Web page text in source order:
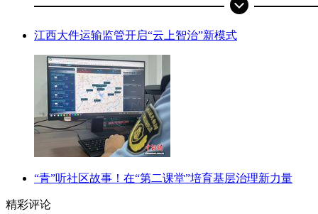
江西大件运输监管开启“云上智治”新模式
“青”听社区故事！在“第二课堂”培育基层治理新力量
精彩评论